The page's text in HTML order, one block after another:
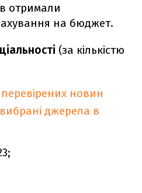
отримали
на бюджет.
(за кількістю
новин
джерела в